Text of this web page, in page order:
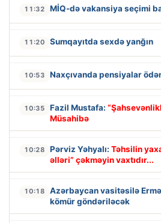
11:32 MİQ-də vakansiya seçimi
11:20 Sumqayıtda sexdə yanğın
10:53 Naxçıvanda pensiyalar
10:35 Fazil Mustafa:
Müsahibə
10:28 Pərviz Yəhyalı: Təhsilin
əlləri” çəkməyin vaxtıdır...
10:18
Azərbaycan vasitəsilə
kömür göndəriləcək